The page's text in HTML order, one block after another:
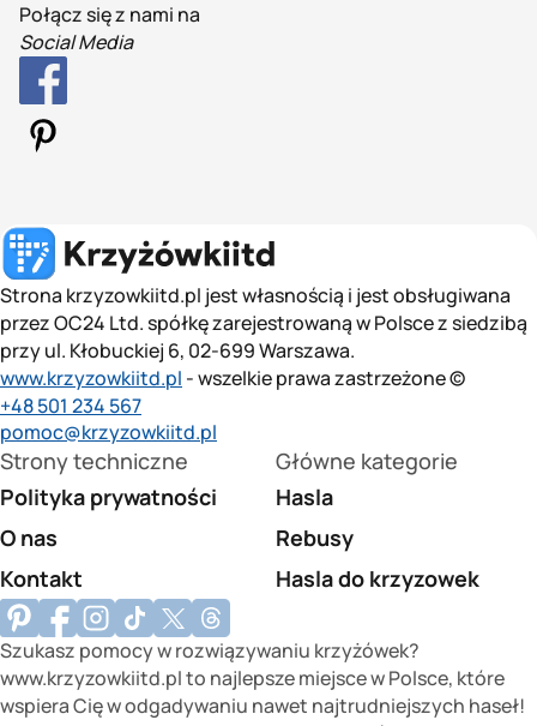
Połącz się z nami na
Social Media
Strona krzyzowkiitd.pl jest własnością i jest obsługiwana
przez OC24 Ltd. spółkę zarejestrowaną w Polsce z siedzibą
przy ul. Kłobuckiej 6, 02-699 Warszawa.
www.krzyzowkiitd.pl - wszelkie prawa zastrzeżone ©
+48 501 234 567
pomoc@krzyzowkiitd.pl
Strony techniczne
Polityka prywatności
O nas
Kontakt
Główne kategorie
Hasla
Rebusy
Hasla do krzyzowek
Szukasz pomocy w rozwiązywaniu krzyżówek?
www.krzyzowkiitd.pl to najlepsze miejsce w Polsce, które
wspiera Cię w odgadywaniu nawet najtrudniejszych haseł!